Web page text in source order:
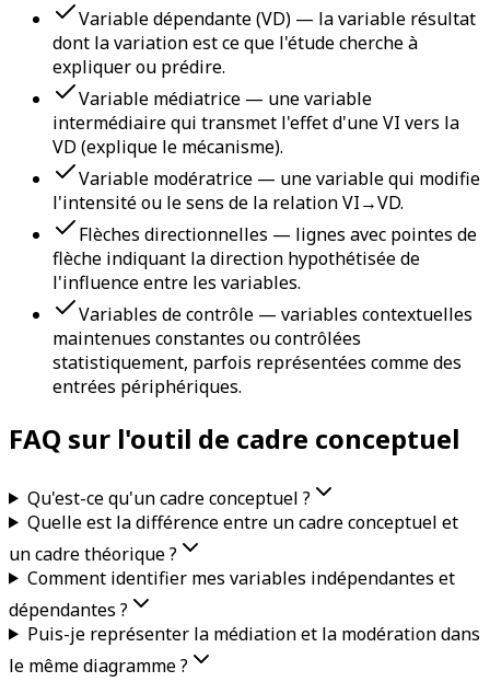
Variable dépendante (VD) — la variable résultat
dont la variation est ce que l'étude cherche à
expliquer ou prédire.
Variable médiatrice — une variable
intermédiaire qui transmet l'effet d'une VI vers la
VD (explique le mécanisme).
Variable modératrice — une variable qui modifie
l'intensité ou le sens de la relation VI→VD.
Flèches directionnelles — lignes avec pointes de
flèche indiquant la direction hypothétisée de
l'influence entre les variables.
Variables de contrôle — variables contextuelles
maintenues constantes ou contrôlées
statistiquement, parfois représentées comme des
entrées périphériques.
FAQ sur l'outil de cadre conceptuel
Qu'est-ce qu'un cadre conceptuel ?
Quelle est la différence entre un cadre conceptuel et
un cadre théorique ?
Comment identifier mes variables indépendantes et
dépendantes ?
Puis-je représenter la médiation et la modération dans
le même diagramme ?